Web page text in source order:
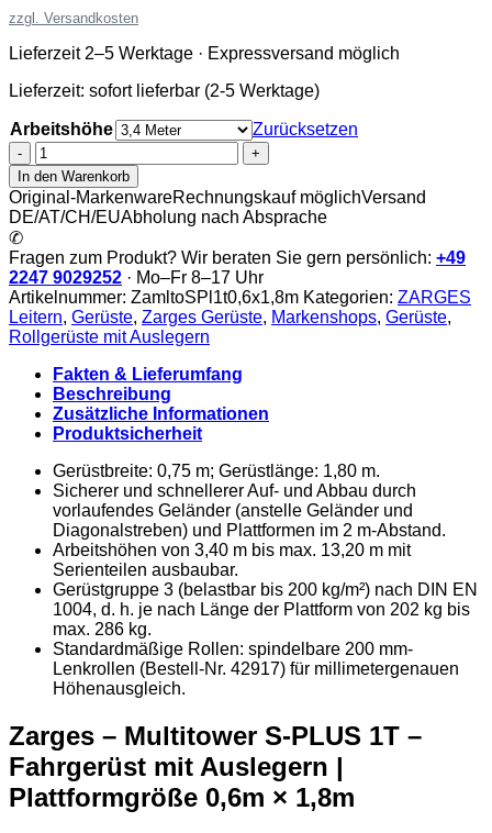
zzgl. Versandkosten
Lieferzeit 2–5 Werktage · Expressversand möglich
Lieferzeit: sofort lieferbar (2-5 Werktage)
Arbeitshöhe
Zurücksetzen
Zarges
-
Multitower
S-
PLUS
-
Fahrgerüst
mit
Auslegern
|
Plattformgröße
0,6m
1,8m
Menge
In den Warenkorb
Original-MarkenwareRechnungskauf möglichVersand
DE/AT/CH/EUAbholung nach Absprache
✆
Fragen zum Produkt? Wir beraten Sie gern persönlich: +49
2247 9029252 · Mo–Fr 8–17 Uhr
Artikelnummer: ZamltoSPl1t0,6x1,8m Kategorien: ZARGES
Leitern, Gerüste, Zarges Gerüste, Markenshops, Gerüste,
Rollgerüste mit Auslegern
Fakten & Lieferumfang
Beschreibung
Zusätzliche Informationen
Produktsicherheit
Gerüstbreite: 0,75 m; Gerüstlänge: 1,80 m.
Sicherer und schnellerer Auf- und Abbau durch
vorlaufendes Geländer (anstelle Geländer und
Diagonalstreben) und Plattformen im 2 m-Abstand.
Arbeitshöhen von 3,40 m bis max. 13,20 m mit
Serienteilen ausbaubar.
Gerüstgruppe 3 (belastbar bis 200 kg/m²) nach DIN EN
1004, d. h. je nach Länge der Plattform von 202 kg bis
max. 286 kg.
Standardmäßige Rollen: spindelbare 200 mm-
Lenkrollen (Bestell-Nr. 42917) für millimetergenauen
Höhenausgleich.
Zarges – Multitower S-PLUS 1T –
Fahrgerüst mit Auslegern |
Plattformgröße 0,6m × 1,8m